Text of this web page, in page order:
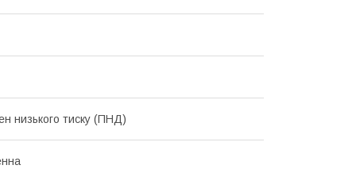
низького тиску (ПНД)